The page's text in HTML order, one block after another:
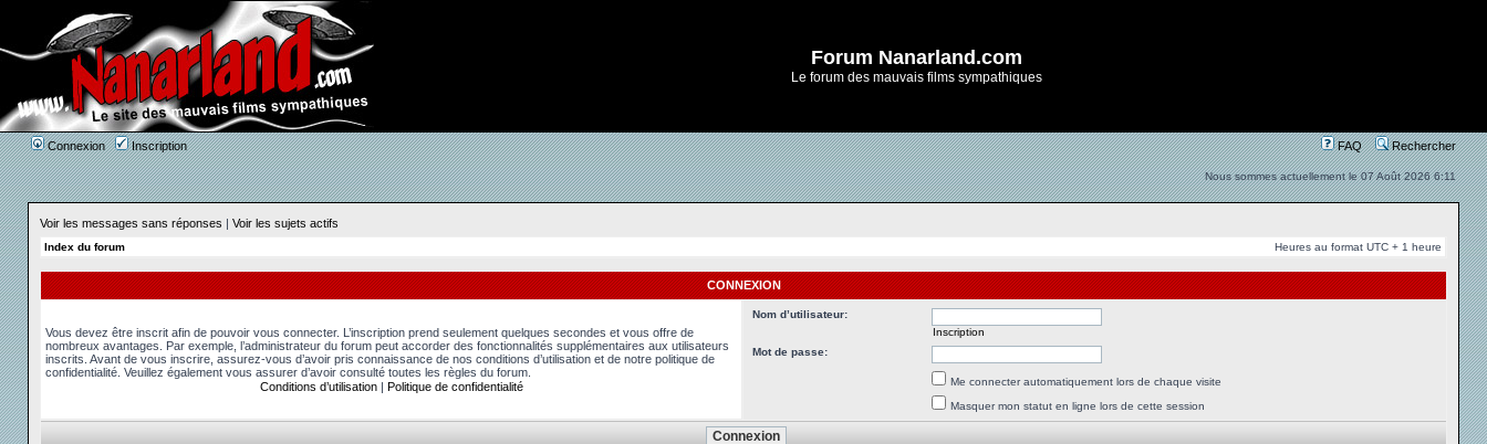
Forum Nanarland.com
Le forum des mauvais films sympathiques
Connexion Inscription FAQ Rechercher
Nous sommes actuellement le 07 Août 2026 6:11
Voir les messages sans réponses | Voir les sujets actifs
Index du forum Heures au format UTC + 1 heure
CONNEXION
Vous devez être inscrit afin de pouvoir vous connecter. L’inscription prend seulement quelques secondes et vous offre de
nombreux avantages. Par exemple, l’administrateur du forum peut accorder des fonctionnalités supplémentaires aux utilisateurs
inscrits. Avant de vous inscrire, assurez-vous d’avoir pris connaissance de nos conditions d’utilisation et de notre politique de
confidentialité. Veuillez également vous assurer d’avoir consulté toutes les règles du forum.
Conditions d’utilisation| Politique de confidentialité
Nom d’utilisateur:
Inscription
Mot de passe:
Me connecter automatiquement lors de chaque visite
Masquer mon statut en ligne lors de cette session